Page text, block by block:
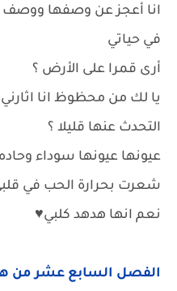
انا أعجز عن وصفها ووصف
في حياتي
أرى قمرا على الأرض ؟
يا لك من محظوظ انا
التحدث عنها قليلا ؟
عيونها عيونها سوداء
شعرت بحرارة الحب في
نعم انها هدهد كلبي♥️
الفصل السابع عشر من